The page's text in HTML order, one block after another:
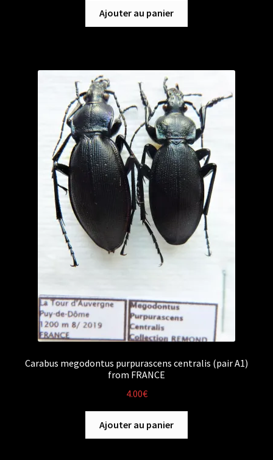
Ajouter au panier
Carabus megodontus purpurascens centralis (pair A1)
from FRANCE
4.00€
Ajouter au panier